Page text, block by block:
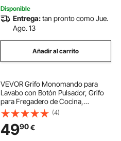
Disponible
Entrega:tan pronto como Jue.
Ago. 13
Añadir al carrito
VEVOR Grifo Monomando para
Lavabo con Botón Pulsador, Grifo
para Fregadero de Cocina,
Mezclador Monomando para Baño,
Fregadero de Caravana, Carcasa
de Latón, Dorado Antiguo, 395 x
220 x 62 mm
(4)
4990€